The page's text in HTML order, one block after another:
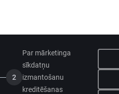
2
Par mārketinga
sīkdatņu
izmantošanu
kreditēšanas